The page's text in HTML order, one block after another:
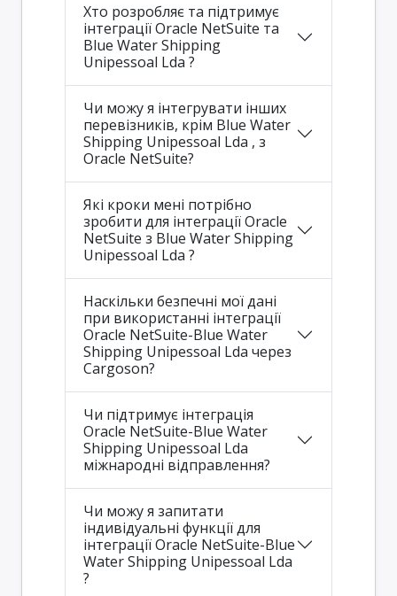
Хто розробляє та підтримує
інтеграції Oracle NetSuite та
Blue Water Shipping
Unipessoal Lda ?
Чи можу я інтегрувати інших
перевізників, крім Blue Water
Shipping Unipessoal Lda , з
Oracle NetSuite?
Які кроки мені потрібно
зробити для інтеграції Oracle
NetSuite з Blue Water Shipping
Unipessoal Lda ?
Наскільки безпечні мої дані
при використанні інтеграції
Oracle NetSuite-Blue Water
Shipping Unipessoal Lda через
Cargoson?
Чи підтримує інтеграція
Oracle NetSuite-Blue Water
Shipping Unipessoal Lda
міжнародні відправлення?
Чи можу я запитати
індивідуальні функції для
інтеграції Oracle NetSuite-Blue
Water Shipping Unipessoal Lda
?